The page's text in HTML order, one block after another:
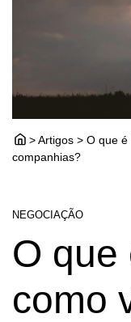
> Artigos > O que
companhias?
NEGOCIAÇÃO
O que
como